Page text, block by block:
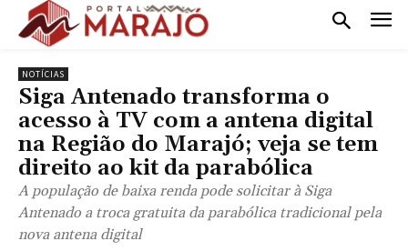
NOTÍCIAS
Siga Antenado transforma o
acesso à TV com a antena digital
na Região do Marajó; veja se tem
direito ao kit da parabólica
A população de baixa renda pode solicitar à Siga
Antenado a troca gratuita da parabólica tradicional pela
nova antena digital